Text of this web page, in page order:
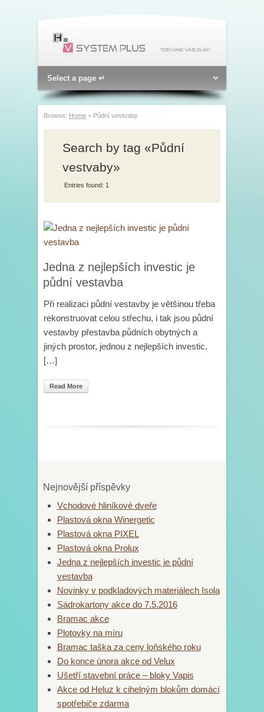
Browse: Home > Půdní vestvaby
Search by tag «Půdní
vestvaby»
Entries found: 1
Jedna z nejlepších investic je
půdní vestavba
Při realizaci půdní vestavby je většinou třeba
rekonstruovat celou střechu, i tak jsou půdní
vestavby přestavba půdních obytných a
jiných prostor, jednou z nejlepších investic.
[…]
Read More
Nejnovější příspěvky
Vchodové hliníkové dveře
Plastová okna Winergetic
Plastová okna PIXEL
Plastová okna Prolux
Jedna z nejlepších investic je půdní
vestavba
Novinky v podkladových materiálech Isola
Sádrokartony akce do 7.5.2016
Bramac akce
Plotovky na míru
Bramac taška za ceny loňského roku
Do konce února akce od Velux
Ušetří stavební práce – bloky Vapis
Akce od Heluz k cihelným blokům domácí
spotřebiče zdarma